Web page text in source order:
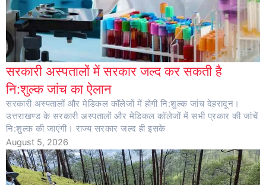
सरकारी अस्पतालों में सरकार जल्द कर सकती है
नि:शुल्क जांच का ऐलान
सरकारी अस्पतालों और मेडिकल कॉलेजों में होगी नि:शुल्क जांच देहरादून।
उत्तराखण्ड के सरकारी अस्पतालों और मेडिकल कॉलेजों में सभी प्रकार की जांचें
नि:शुल्क की जाएंगी। राज्य सरकार जल्द ही इसके
August 5, 2026